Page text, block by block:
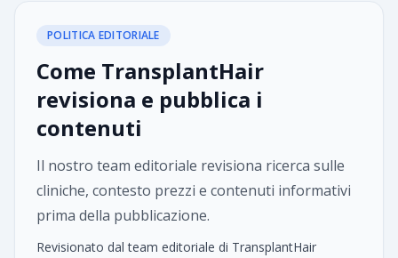
POLITICA EDITORIALE
Come TransplantHair
revisiona e pubblica i
contenuti
Il nostro team editoriale revisiona ricerca sulle
cliniche, contesto prezzi e contenuti informativi
prima della pubblicazione.
Revisionato dal team editoriale di TransplantHair